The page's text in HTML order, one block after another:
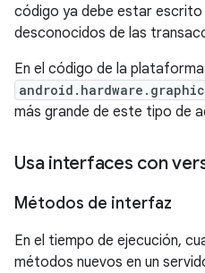
código ya debe estar
desconocidos de las
En el código de la
más grande de este tipo de
Usa interfaces con
Métodos de interfaz
En el tiempo de ejecución,
métodos nuevos en un